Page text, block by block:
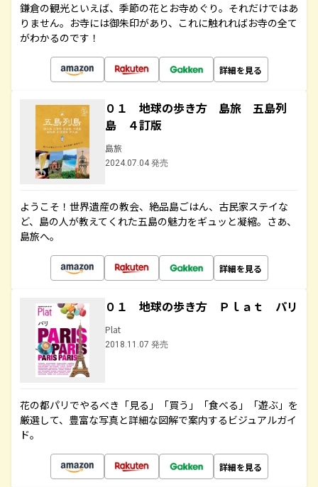
鎌倉の観光といえば、季節の花とお寺めぐり。それだけではあ
りません。お寺には御朱印があり、これに触れればお寺の全て
がわかるのです！
詳細を見る
０１ 地球の歩き方 島旅 五島列
島 ４訂版
島旅
2024.07.04 発売
ようこそ！世界遺産の教会、絶品島ごはん、古民家ステイな
ど、島の人が教えてくれた五島の魅力をギュッと凝縮。さあ、
島旅へ。
詳細を見る
０１ 地球の歩き方 Ｐｌａｔ パリ
Plat
2018.11.07 発売
花の都パリでやるべき「見る」「買う」「食べる」「遊ぶ」を
厳選して、豊富な写真と詳細な図解で案内するビジュアルガイ
ド。
詳細を見る